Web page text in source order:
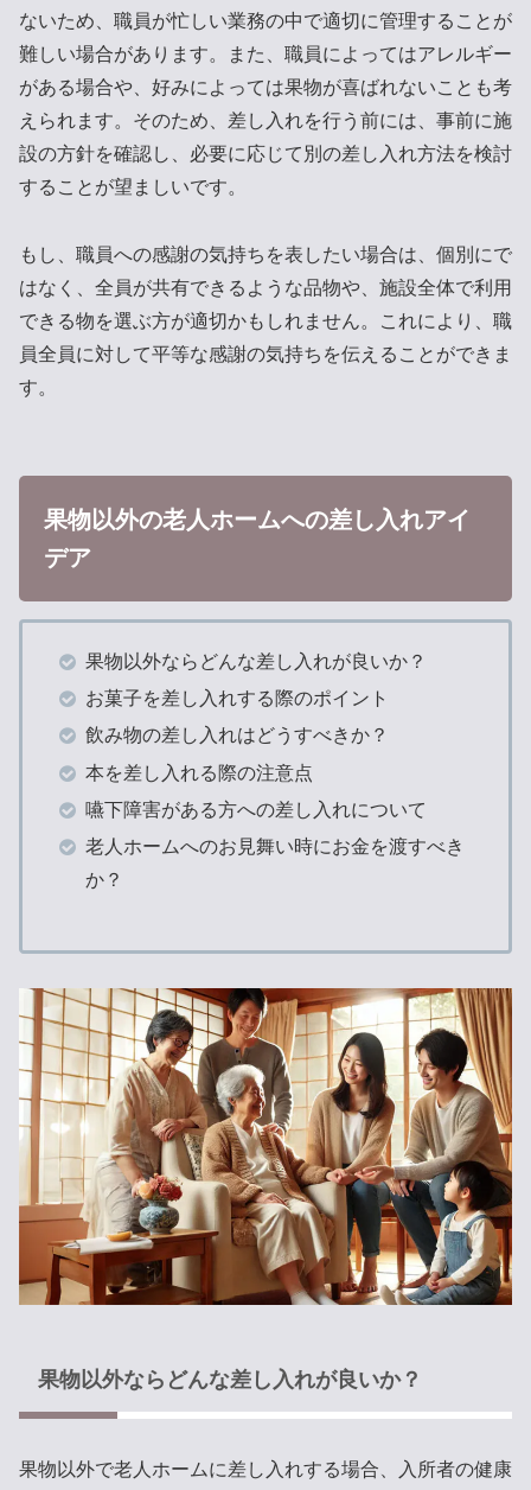
ないため、職員が忙しい業務の中で適切に管理することが
難しい場合があります。また、職員によってはアレルギー
がある場合や、好みによっては果物が喜ばれないことも考
えられます。そのため、差し入れを行う前には、事前に施
設の方針を確認し、必要に応じて別の差し入れ方法を検討
することが望ましいです。
もし、職員への感謝の気持ちを表したい場合は、個別にで
はなく、全員が共有できるような品物や、施設全体で利用
できる物を選ぶ方が適切かもしれません。これにより、職
員全員に対して平等な感謝の気持ちを伝えることができま
す。
果物以外の老人ホームへの差し入れアイ
デア
果物以外ならどんな差し入れが良いか？
お菓子を差し入れする際のポイント
飲み物の差し入れはどうすべきか？
本を差し入れる際の注意点
嚥下障害がある方への差し入れについて
老人ホームへのお見舞い時にお金を渡すべき
か？
果物以外ならどんな差し入れが良いか？
果物以外で老人ホームに差し入れする場合、入所者の健康